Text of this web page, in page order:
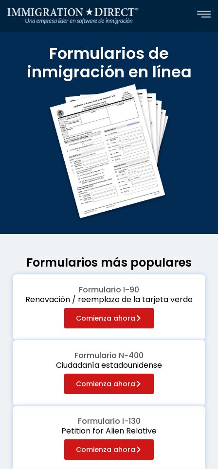
Formularios de
inmigración en línea
Formularios más populares
Formulario I-90
Renovación / reemplazo de la tarjeta verde
Comienza ahora
Formulario N-400
Ciudadanía estadounidense
Comienza ahora
Formulario I-130
Petition for Alien Relative
Comienza ahora